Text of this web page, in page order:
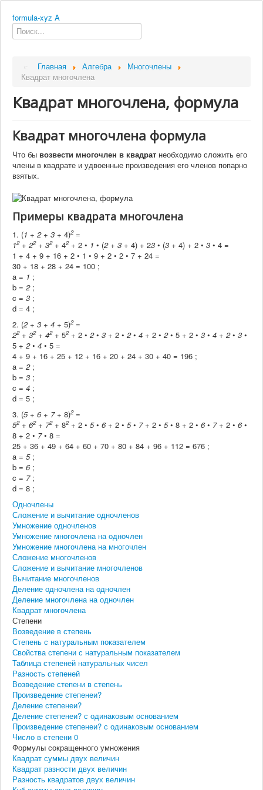
formula-xyz A
Главная Алгебра
Многочлены
Квадрат многочлена
Квадрат многочлена, формула
Квадрат многочлена формула
Что бы возвести многочлен в квадрат необходимо сложить его
члены в квадрате и удвоенные произведения его членов попарно
взятых.
Примеры квадрата многочлена
1. (1 + 2+ 3 + 4)2=
12+ 22+ 32+ 42+ 2 • 1 • (2+ 3 + 4) + 23 • (3 + 4) + 2 • 3 • 4 =
1 + 4 + 9 + 16 + 2 • 1 • 9 + 2 • 2 • 7 + 24 =
30 + 18 + 28 + 24 = 100 ;
a = 1 ;
b = 2;
c = 3 ;
d = 4 ;
2. (2+ 3 + 4 + 5)2=
22+ 32+ 42+ 52+ 2 • 2• 3 + 2 • 2• 4 + 2 • 2• 5 + 2 • 3 • 4 + 2• 3 •
5 + 2• 4 • 5 =
4 + 9 + 16 + 25 + 12 + 16 + 20 + 24 + 30 + 40 = 196 ;
a = 2;
b = 3 ;
c = 4 ;
d = 5 ;
3. (5+ 6+ 7+ 8)2=
52+ 62+ 72+ 82+ 2 • 5• 6+ 2 • 5• 7+ 2 • 5• 8 + 2 • 6• 7+ 2 • 6•
8 + 2 • 7• 8 =
25 + 36 + 49 + 64 + 60 + 70 + 80 + 84 + 96 + 112 = 676 ;
a = 5;
b = 6;
c = 7;
d = 8 ;
Одночлены
Сложение и вычитание одночленов
Умножение одночленов
Умножение многочлена на одночлен
Умножение многочлена на многочлен
Сложение многочленов
Сложение и вычитание многочленов
Вычитание многочленов
Деление одночлена на одночлен
Деление многочлена на одночлен
Квадрат многочлена
Степени
Возведение в степень
Степень с натуральным показателем
Свойства степени с натуральным показателем
Таблица степеней натуральных чисел
Разность степеней
Возведение степени в степень
Произведение степенеи?
Деление степенеи?
Деление степенеи? с одинаковым основанием
Произведение степенеи? с одинаковым основанием
Число в степени 0
Формулы сокращенного умножения
Квадрат суммы двух величин
Квадрат разности двух величин
Разность квадратов двух величин